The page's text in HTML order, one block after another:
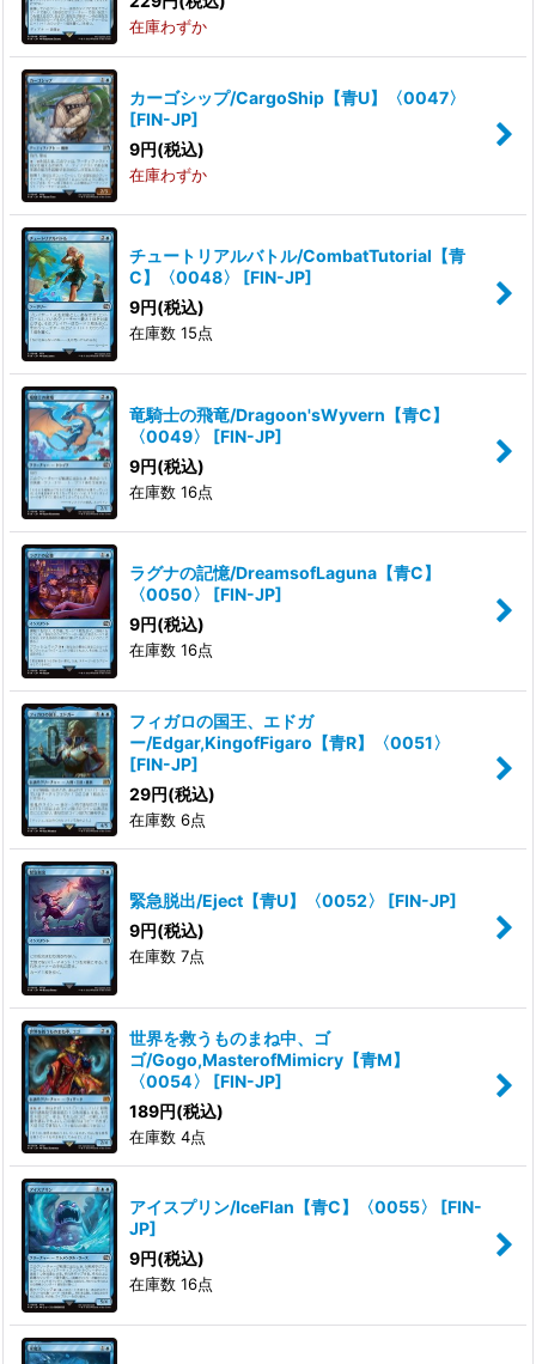
在庫わずか
カーゴシップ/CargoShip【青U】〈0047〉
[FIN-JP]
9円(税込)
在庫わずか
チュートリアルバトル/CombatTutorial【青
C】〈0048〉
[FIN-JP]
9円(税込)
在庫数 15点
竜騎士の飛竜/Dragoon'sWyvern【青C】
〈0049〉
[FIN-JP]
9円(税込)
在庫数 16点
ラグナの記憶/DreamsofLaguna【青C】
〈0050〉
[FIN-JP]
9円(税込)
在庫数 16点
フィガロの国王、エドガ
ー/Edgar,KingofFigaro【青R】〈0051〉
[FIN-JP]
29円(税込)
在庫数 6点
緊急脱出/Eject【青U】〈0052〉 [FIN-JP]
9円(税込)
在庫数 7点
世界を救うものまね中、ゴ
ゴ/Gogo,MasterofMimicry【青M】
〈0054〉
[FIN-JP]
189円(税込)
在庫数 4点
アイスプリン/IceFlan【青C】〈0055〉 [FIN-
JP]
9円(税込)
在庫数 16点